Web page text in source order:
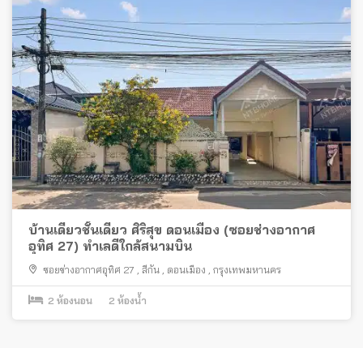
บ้านเดี่ยวชั้นเดียว ศิริสุข ดอนเมือง (ซอยช่างอากาศ
อุทิศ 27) ทำเลดีใกล้สนามบิน
ซอยช่างอากาศอุทิศ 27 , สีกัน , ดอนเมือง , กรุงเทพมหานคร
2 ห้องนอน 2 ห้องน้ำ